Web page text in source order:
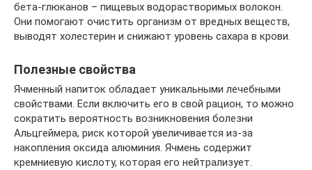
бета-глюканов – пищевых водорастворимых волокон.
Они помогают очистить организм от вредных веществ,
выводят холестерин и снижают уровень сахара в крови.
Полезные свойства
Ячменный напиток обладает уникальными лечебными
свойствами. Если включить его в свой рацион, то можно
сократить вероятность возникновения болезни
Альцгеймера, риск которой увеличивается из-за
накопления оксида алюминия. Ячмень содержит
кремниевую кислоту, которая его нейтрализует.